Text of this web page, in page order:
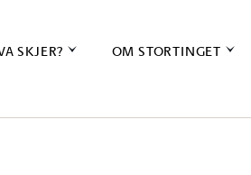
SKJER? OM STORTINGET